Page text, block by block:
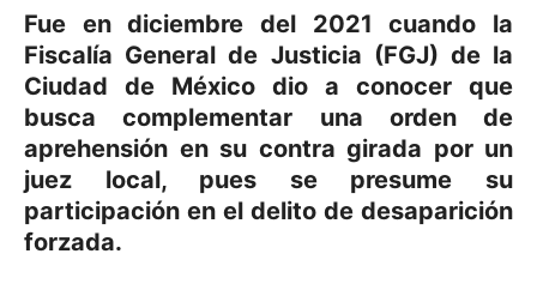
Fue en diciembre del 2021 cuando la
Fiscalía General de Justicia (FGJ) de la
Ciudad de México dio a conocer que
busca complementar una orden de
aprehensión en su contra girada por un
juez local, pues se presume su
participación en el delito de desaparición
forzada.